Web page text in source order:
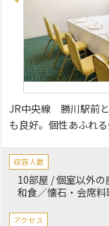
JR中央線 勝川駅前
も良好。個性あふれ
添えて、いつまでも忘
収容人数
10部屋 / 個室以外
和食／懐石・会席料
アクセス